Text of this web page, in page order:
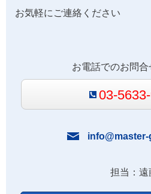
お気軽にご連絡ください
お電話でのお問合
03-
担当：遠